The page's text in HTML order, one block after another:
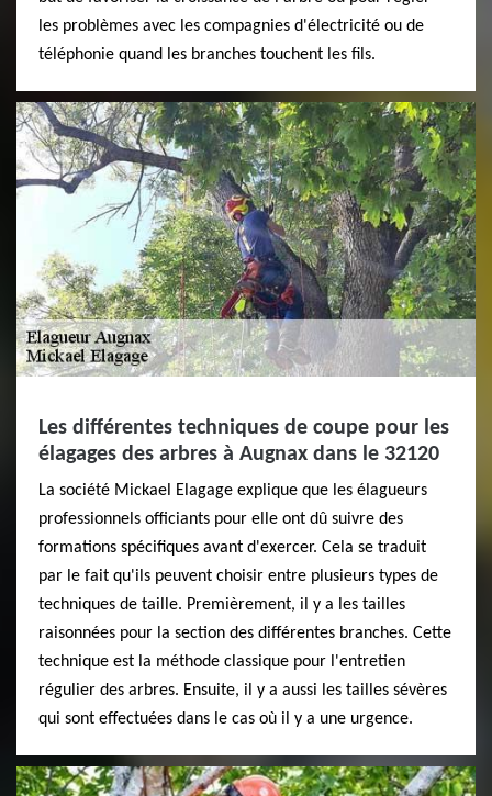
les problèmes avec les compagnies d'électricité ou de
téléphonie quand les branches touchent les fils.
Les différentes techniques de coupe pour les
élagages des arbres à Augnax dans le 32120
La société Mickael Elagage explique que les élagueurs
professionnels officiants pour elle ont dû suivre des
formations spécifiques avant d'exercer. Cela se traduit
par le fait qu'ils peuvent choisir entre plusieurs types de
techniques de taille. Premièrement, il y a les tailles
raisonnées pour la section des différentes branches. Cette
technique est la méthode classique pour l'entretien
régulier des arbres. Ensuite, il y a aussi les tailles sévères
qui sont effectuées dans le cas où il y a une urgence.